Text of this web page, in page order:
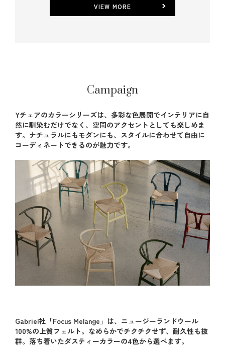
VIEW MORE
Campaign
Yチェアのカラーシリーズは、多彩な色展開でインテリアに自
然に馴染むだけでなく、空間のアクセントとしても楽しめま
す。ナチュラルにもモダンにも、スタイルに合わせて自由に
コーディネートできるのが魅力です。
Gabriel社「Focus Melange」は、ニュージーランドウール
100%の上質フェルト。なめらかでチクチクせず、耐久性も抜
群。落ち着いたダスティーカラーの4色から選べます。